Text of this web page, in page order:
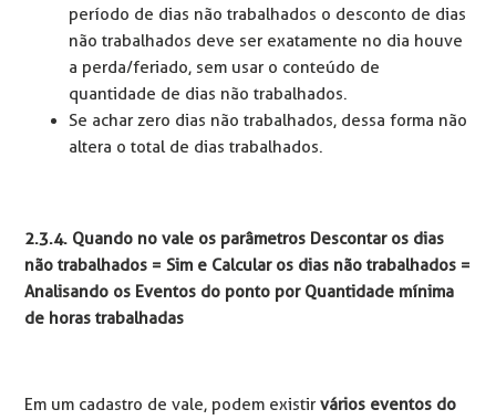
período de dias não trabalhados o desconto de dias
não trabalhados deve ser exatamente no dia houve
a perda/feriado, sem usar o conteúdo de
quantidade de dias não trabalhados.
Se achar zero dias não trabalhados, dessa forma não
altera o total de dias trabalhados.
2.3.4. Quando no vale os parâmetros Descontar os dias
não trabalhados = Sim e Calcular os dias não trabalhados =
Analisando os Eventos do ponto por Quantidade mínima
de horas trabalhadas
Em um cadastro de vale, podem existirvários eventos do